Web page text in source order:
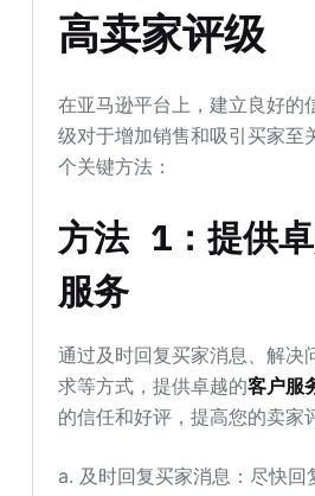
高卖家评级
在亚马逊平台上，建立良好的
级对于增加销售和吸引买家至
个关键方法：
方法 1：提供
服务
通过及时回复买家消息、解决
求等方式，提供卓越的客户服
的信任和好评，提高您的卖家
a. 及时回复买家消息：尽快回